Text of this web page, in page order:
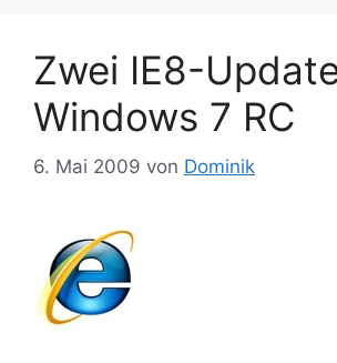
Zwei IE8-
Windows 7 RC
6. Mai 2009 von Dominik